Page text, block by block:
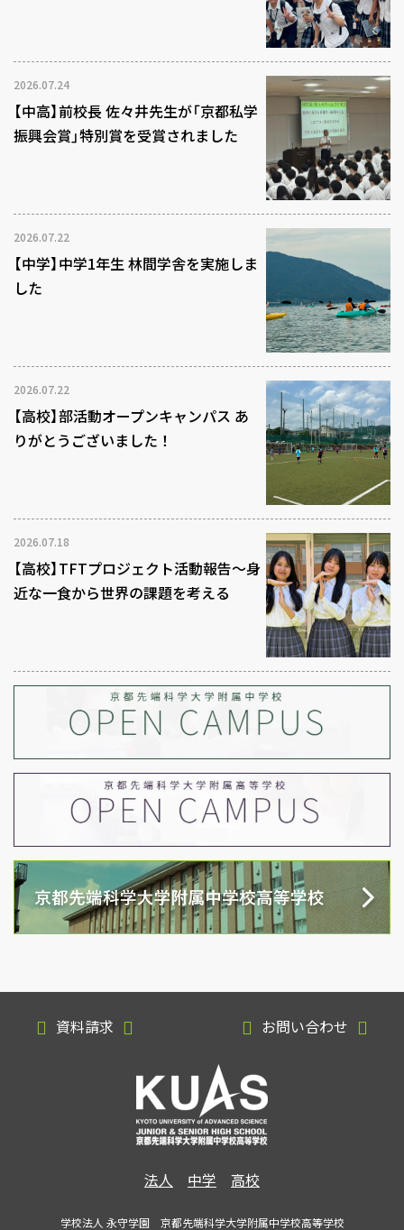
2026.07.24
【中高】前校長 佐々井先生が「京都私学
振興会賞」特別賞を受賞されました
2026.07.22
【中学】中学1年生 林間学舎を実施しま
した
2026.07.22
【高校】部活動オープンキャンパス あ
りがとうございました！
2026.07.18
【高校】TFTプロジェクト活動報告～身
近な一食から世界の課題を考える
資料請求 お問い合わせ
法人 中学 高校
学校法人 永守学園 京都先端科学大学附属中学校高等学校